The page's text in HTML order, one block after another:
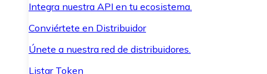
Integra nuestra API en tu ecosistema.
Conviértete en Distribuidor
Únete a nuestra red de distribuidores.
Listar Token